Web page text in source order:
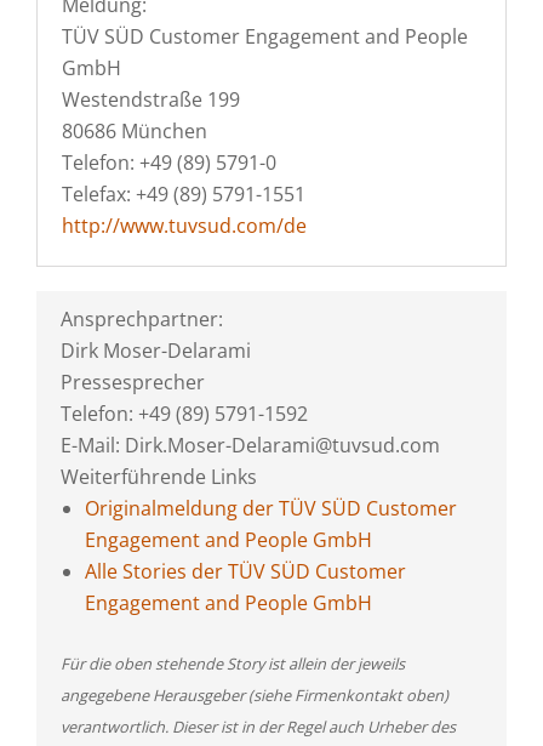
TÜV SÜD Customer Engagement and People
GmbH
Westendstraße 199
80686 München
Telefon: +49 (89) 5791-0
Telefax: +49 (89) 5791-1551
http://www.tuvsud.com/de
Ansprechpartner:
Dirk Moser-Delarami
Pressesprecher
Telefon: +49 (89) 5791-1592
E-Mail: Dirk.Moser-Delarami@tuvsud.com
Weiterführende Links
Originalmeldung der TÜV SÜD Customer
Engagement and People GmbH
Alle Stories der TÜV SÜD Customer
Engagement and People GmbH
Für die oben stehende Story ist allein der jeweils
angegebene Herausgeber (siehe Firmenkontakt oben)
verantwortlich. Dieser ist in der Regel auch Urheber des